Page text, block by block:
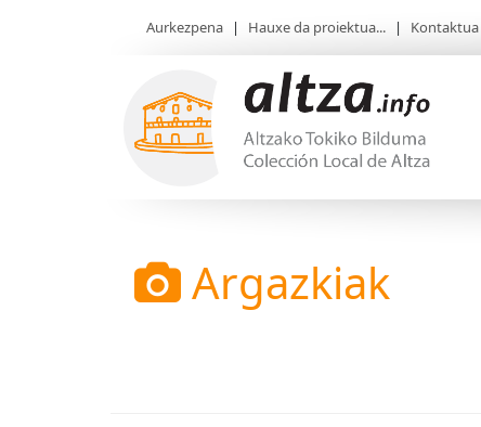
Aurkezpena | Hauxe da proiektua... | Kontaktua
Argazkiak